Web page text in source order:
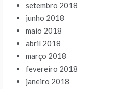
setembro 2018
junho 2018
maio 2018
abril 2018
março 2018
fevereiro 2018
janeiro 2018